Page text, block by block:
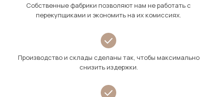
Собственные фабрики позволяют нам не работать с
перекупщиками и экономить на их комиссиях.
Производство и склады сделаны так, чтобы максимально
снизить издержки.